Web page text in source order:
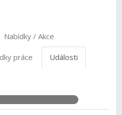
Nabídky / Akce
práce Události